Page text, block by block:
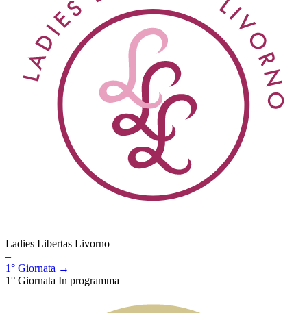
Ladies Libertas Livorno
–
1° Giornata →
1° Giornata In programma